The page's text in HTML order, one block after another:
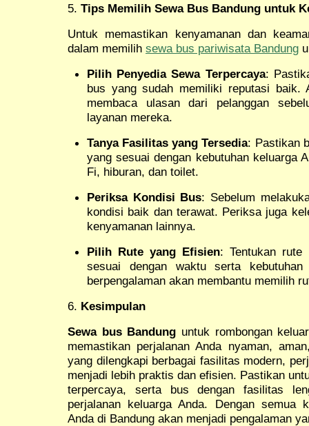
5. Tips Memilih Sewa Bus Bandung untuk
Untuk memastikan kenyamanan dan
dalam memilih sewa bus pariwisata Bandung
Pilih Penyedia Sewa Terpercaya:
bus yang sudah memiliki reputasi baik.
membaca ulasan dari pelanggan
layanan mereka.
Tanya Fasilitas yang Tersedia: Pastikan
yang sesuai dengan kebutuhan keluarga
Fi, hiburan, dan toilet.
Periksa Kondisi Bus: Sebelum
kondisi baik dan terawat. Periksa juga
kenyamanan lainnya.
Pilih Rute yang Efisien: Tentukan rute
sesuai dengan waktu serta
berpengalaman akan membantu memilih
6. Kesimpulan
Sewa bus Bandung untuk rombongan
memastikan perjalanan Anda nyaman,
yang dilengkapi berbagai fasilitas modern,
menjadi lebih praktis dan efisien. Pastikan
terpercaya, serta bus dengan fasilitas
perjalanan keluarga Anda. Dengan semua
Anda di Bandung akan menjadi pengalaman